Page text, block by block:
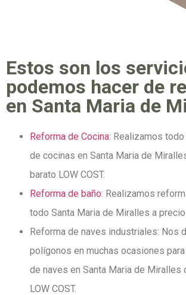
Estos son los
podemos hacer de
en Santa Maria de
Reforma de Cocina: Realizamos
de cocinas en Santa Maria de
barato LOW COST.
Reforma de baño: Realizamos
todo Santa Maria de Miralles a
Reforma de naves industriales: Nos
polígonos en muchas ocasiones
de naves en Santa Maria de Miralles
LOW COST.